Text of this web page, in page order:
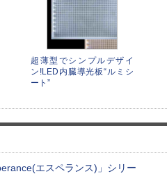
超薄型でシンプルデザイ
ン!LED内臓導光板“ルミシ
ート”
エスペランス)」シリー